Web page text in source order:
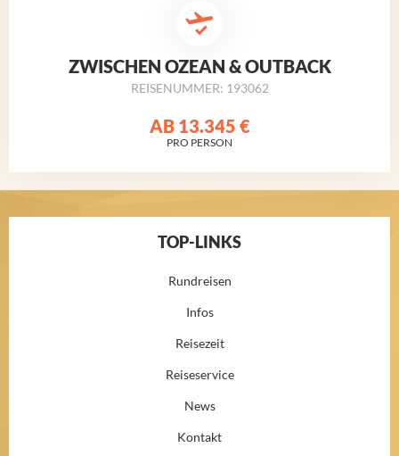
ZWISCHEN OZEAN & OUTBACK
REISENUMMER: 193062
AB 13.345 €
PRO PERSON
TOP-LINKS
Rundreisen
Infos
Reisezeit
Reiseservice
News
Kontakt